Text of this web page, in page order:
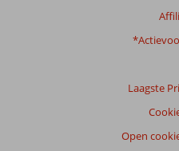
Laagste
Open